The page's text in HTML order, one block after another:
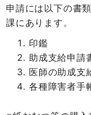
申請には以下の書
課にあります。
印鑑
助成支給申請
医師の助成支
各種障害者手